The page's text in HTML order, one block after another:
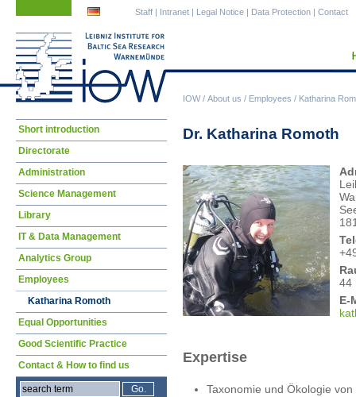
IOW/ About us / Employees / Katharina
Staff | Intranet | Legal Notice | Data Protection | Contact
Dr. Katharina Romoth
44
E-
Expertise
Taxonomie und Ökologie
Skip
Short introduction
Directorate
Administration
Science Management
Library
IT & Data Management
Analytics Group
Employees
Katharina Romoth
Equal Opportunities
Good Scientific Practice
Contact & How to find us